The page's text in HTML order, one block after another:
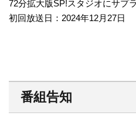
72分拡大版SP!スタジオにサプ
初回放送日：2024年12月27日
番組告知